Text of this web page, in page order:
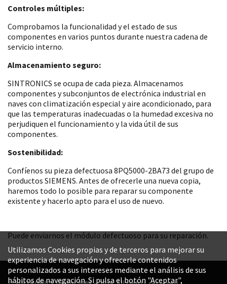
Controles múltiples:
Comprobamos la funcionalidad y el estado de sus
componentes en varios puntos durante nuestra cadena de
servicio interno.
Almacenamiento seguro:
SINTRONICS se ocupa de cada pieza. Almacenamos
componentes y subconjuntos de electrónica industrial en
naves con climatización especial y aire acondicionado, para
que las temperaturas inadecuadas o la humedad excesiva no
perjudiquen el funcionamiento y la vida útil de sus
componentes.
Sostenibilidad:
Confíenos su pieza defectuosa 8PQ5000-2BA73 del grupo de
productos SIEMENS. Antes de ofrecerle una nueva copia,
haremos todo lo posible para reparar su componente
existente y hacerlo apto para el uso de nuevo.
Puede enviarnos el módulo defectuoso para su reparación.
Utilizamos Cookies propias y de terceros para mejorar su
experiencia de navegación y ofrecerle contenidos
personalizados a sus intereses mediante el análisis de sus
hábitos de navegación. Si pulsa el botón "Aceptar",